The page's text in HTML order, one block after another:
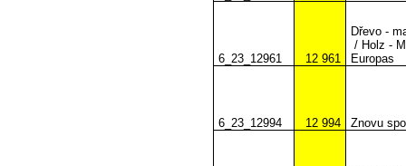
6_23_12961 12 961
Dřevo -
/ Holz -
Europas
6_23_12994 12 994 Znovu